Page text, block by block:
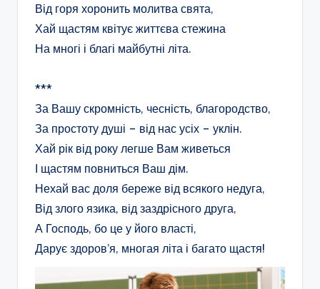
Від горя хоронить молитва свята,
Хай щастям квітує життєва стежина
На многі і благі майбутні літа.
***
За Вашу скромність, чесність, благородство,
За простоту душі – від нас усіх – уклін.
Хай рік від року легше Вам живеться
І щастям повниться Ваш дім.
Нехай вас доля береже від всякого недуга,
Від злого язика, від заздрісного друга,
А Господь, бо це у його власті,
Дарує здоров’я, многая літа і багато щастя!